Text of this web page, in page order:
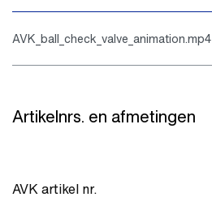
AVK_ball_check_valve_animation.mp4
Artikelnrs. en afmetingen
AVK artikel nr.